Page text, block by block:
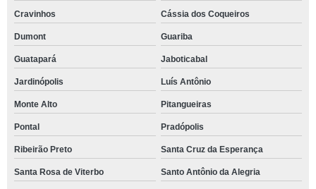
Cravinhos Cássia dos Coqueiros
Dumont Guariba
Guatapará Jaboticabal
Jardinópolis Luís Antônio
Monte Alto Pitangueiras
Pontal Pradópolis
Ribeirão Preto Santa Cruz da Esperança
Santa Rosa de Viterbo Santo Antônio da Alegria